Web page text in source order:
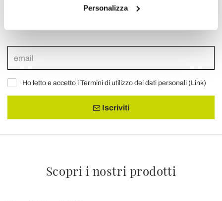
Personalizza
Email Newsletter
Ho letto e accetto i Termini di utilizzo dei dati personali (Link)
Iscriviti
Scopri i nostri prodotti